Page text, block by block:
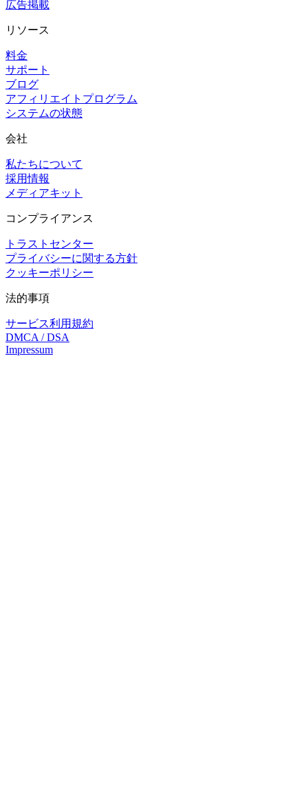
広告掲載
リソース
料金
サポート
ブログ
アフィリエイトプログラム
システムの状態
会社
私たちについて
採用情報
メディアキット
コンプライアンス
トラストセンター
プライバシーに関する方針
クッキーポリシー
法的事項
サービス利用規約
DMCA / DSA
Impressum